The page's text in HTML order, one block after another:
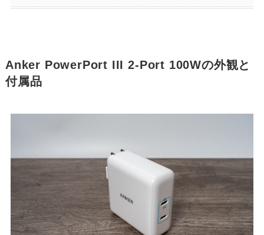
Anker PowerPort III 2-Port 100Wの外観と
付属品